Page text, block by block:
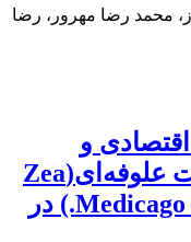
محمد رضا مهرور، رضا
و
انتشار گازهای گلخانه‌ای ذرت علوفه‌ای(Zea
mays L.) و یونجه (Medicago sativa L.) در